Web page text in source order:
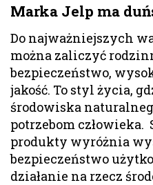
Marka Jelp ma
Do najważniejszych
można zaliczyć
bezpieczeństwo,
jakość. To styl życia,
środowiska
potrzebom
produkty wyróżnia
bezpieczeństwo
działanie na rzecz